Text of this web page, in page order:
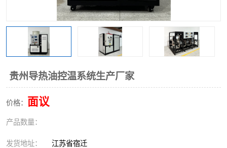
贵州导热油控温系统生产厂家
价格： 面议
产品数量：
发货地址： 江苏省宿迁